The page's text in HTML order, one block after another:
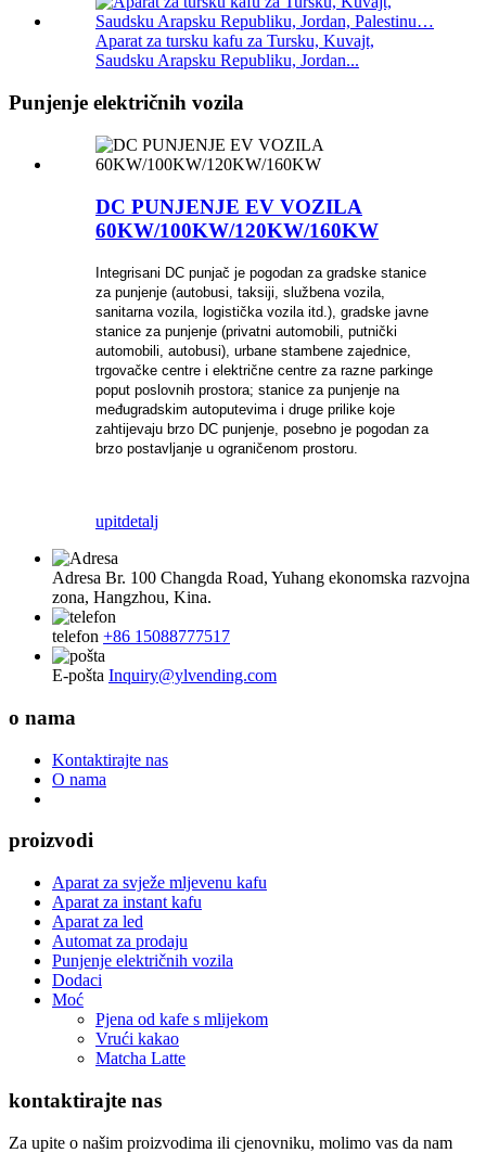
Aparat za tursku kafu za Tursku, Kuvajt,
Saudsku Arapsku Republiku, Jordan...
Punjenje električnih vozila
DC PUNJENJE EV VOZILA
60KW/100KW/120KW/160KW
Integrisani DC punjač je pogodan za gradske stanice
za punjenje (autobusi, taksiji, službena vozila,
sanitarna vozila, logistička vozila itd.), gradske javne
stanice za punjenje (privatni automobili, putnički
automobili, autobusi), urbane stambene zajednice,
trgovačke centre i električne centre za razne parkinge
poput poslovnih prostora; stanice za punjenje na
međugradskim autoputevima i druge prilike koje
zahtijevaju brzo DC punjenje, posebno je pogodan za
brzo postavljanje u ograničenom prostoru.
upitdetalj
Adresa Br. 100 Changda Road, Yuhang ekonomska razvojna
zona, Hangzhou, Kina.
telefon +86 15088777517
E-pošta Inquiry@ylvending.com
o nama
Kontaktirajte nas
O nama
proizvodi
Aparat za svježe mljevenu kafu
Aparat za instant kafu
Aparat za led
Automat za prodaju
Punjenje električnih vozila
Dodaci
Moć
Pjena od kafe s mlijekom
Vrući kakao
Matcha Latte
kontaktirajte nas
Za upite o našim proizvodima ili cjenovniku, molimo vas da nam